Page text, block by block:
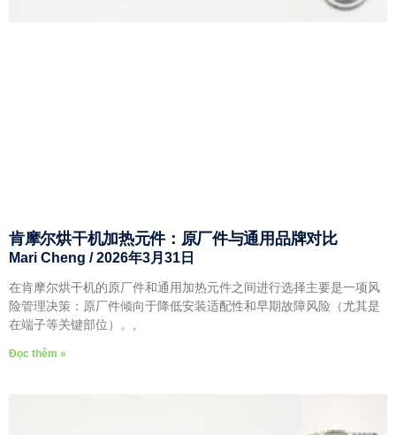
肯摩尔烘干机加热元件：原厂件与通用品牌对比
Mari Cheng 2026年3月31日
在肯摩尔烘干机的原厂件和通用加热元件之间进行选择主要是一项风
险管理决策：原厂件倾向于降低安装适配性和早期故障风险（尤其是
在端子等关键部位）。,
Đọc thêm »